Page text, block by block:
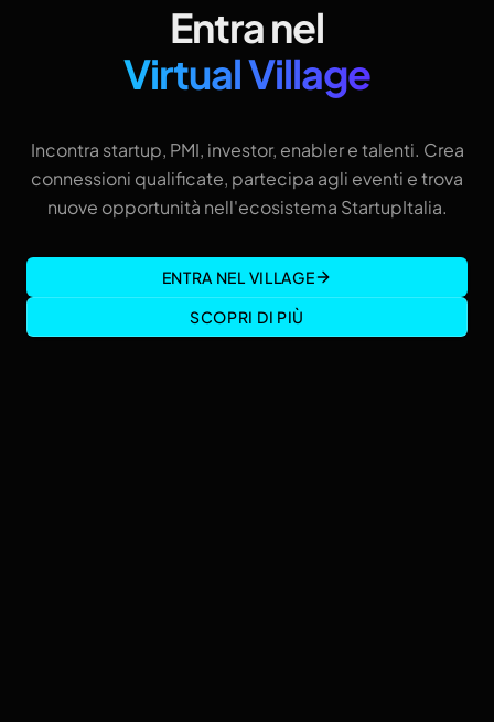
Entra nel
Virtual Village
Incontra startup, PMI, investor, enabler e talenti. Crea
connessioni qualificate, partecipa agli eventi e trova
nuove opportunità nell'ecosistema StartupItalia.
ENTRA NEL VILLAGE
SCOPRI DI PIÙ